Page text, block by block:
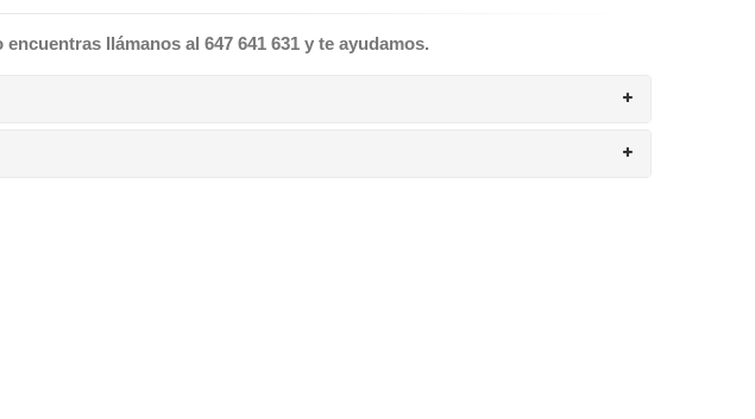
encuentras llámanos al 647 641 631 y te ayudamos.